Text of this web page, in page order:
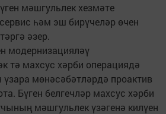
мәшгульлек хезмәте
һәм эш бирүчеләр өчен
әзер.
модернизацияләү
тә махсус хәрби операциядә
мөнәсәбәтләрдә проактив
Бүген белгечләр махсус хәрби
мәшгульлек үзәгенә килүен